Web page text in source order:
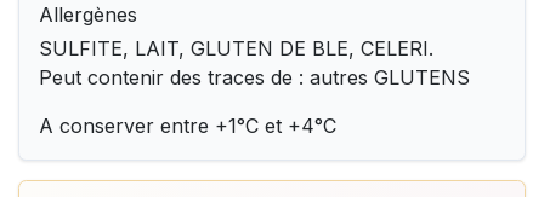
Allergènes
SULFITE, LAIT, GLUTEN DE BLE, CELERI.
Peut contenir des traces de : autres GLUTENS
A conserver entre +1°C et +4°C